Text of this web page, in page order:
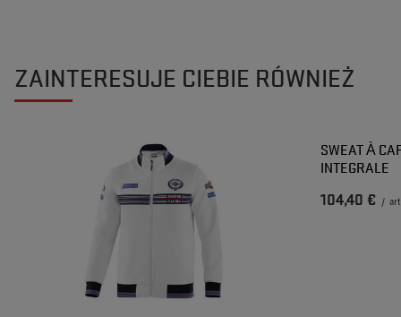
ZAINTERESUJE CIEBIE RÓWNIEŻ
SWEAT À
INTEGRALE
104,40 € /